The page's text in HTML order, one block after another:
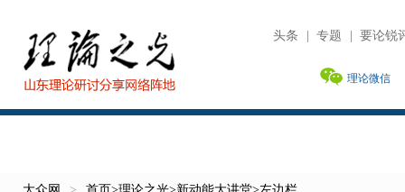
头条 专题 要论锐
理论微信